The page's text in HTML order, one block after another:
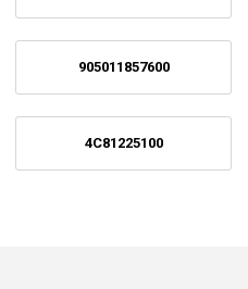
905011857600
4C81225100